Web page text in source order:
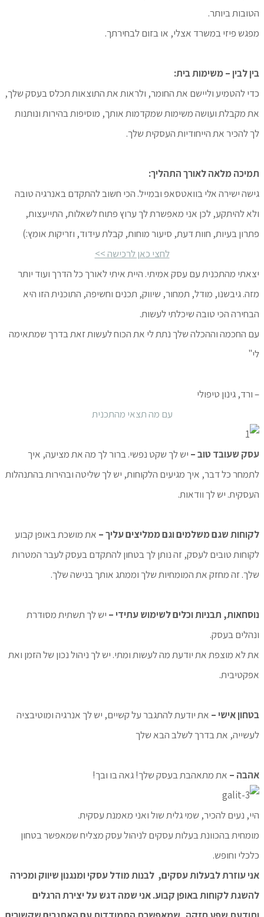
הטובות ביותר.
מפגש פיזי במשרד אצלי, או בזום לבחירתך.
בין לבין – משימות בית:
כדי להטמיע וליישם את החומר, ולראות את התוצאות תכלס בעסק שלך,
את מקבלת ועושה משימות שמקדמות אותך, מוסיפות בהירות ונותנות
לך להכיר את הייחודיות העסקית שלך.
תמיכה מלאה לאורך התהליך:
גישה ישירה אלי בוואטסאפ ובמייל. הכי חשוב להתקדם באנרגיה טובה
ולא להיתקע, לכן אני מאפשרת לך ערוץ פתוח לשאלות, התייעצות,
פתרון בעיות, חוות דעת, סיעור מוחות, קבלת עידוד, וזריקות אומץ:)
לחצי כאן לרכישה >>
יצאתי מהתכנית עם עסק אמיתי. היית איתי לאורך כל הדרך ועוד יותר
מזה. גיבשנו, מודל, תמחור, שיווק, תכנים וחשיפה, התוכנית הזו היא
הבחירה הכי טובה שיכלתי לעשות.
עם החכמה וההכלה שלך נתת לי את הכוח לעשות זאת בדרך שמתאימה
לי"
– ורד, גינון טיפולי
עם מה תצאי מהתכנית
עסק שעובד טוב – יש לך שקט נפשי. ברור לך מה את מציעה, איך
לתמחר כל דבר, איך מגיעים הלקוחות, יש לך שליטה ובהירות בהתנהלות
העסקית. יש לך וודאות.
לקוחות שגם משלמים וגם ממליצים עליך – את מושכת באופן קבוע
לקוחות טובים לעסק, זה נותן לך בטחון להתקדם בעסק לעבר המטרות
שלך. זה מחזק את המומחיות שלך וממתג אותך בנישה שלך.
נוסחאות, תבניות וכלים לשימוש עתידי – יש לך תשתית מסודרת
ונהלים בעסק.
את לא מוצפת את יודעת מה לעשות ומתי. יש לך ניהול נכון של הזמן ואת
אפקטיבית.
בטחון אישי – את יודעת להתגבר על קשיים, יש לך אנרגיה ומוטיבציה
לעשייה, את בדרך לשלב הבא שלך
אהבה – את מתאהבת בעסק שלך! גאה בו ובך!
היי, נעים להכיר, שמי גלית שול ואני מאמנת עסקית.
מומחית בהכוונת בעלות עסקים לניהול עסק מצליח שמאפשר בטחון
כלכלי וחופש.
אני עוזרת לבעלות עסקים, לבנות מודל עסקי ומנגנון שיווק ומכירה
להשגת לקוחות באופן קבוע. אני שמה דגש על יצירת הרגלים